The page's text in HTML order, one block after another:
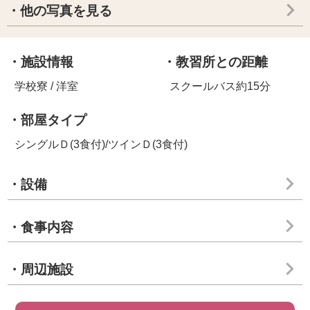
・他の写真を見る
・施設情報
学校寮 / 洋室
・教習所との距離
スクールバス約15分
・部屋タイプ
シングルＤ(3食付)/ツインＤ(3食付)
・設備
・食事内容
・周辺施設